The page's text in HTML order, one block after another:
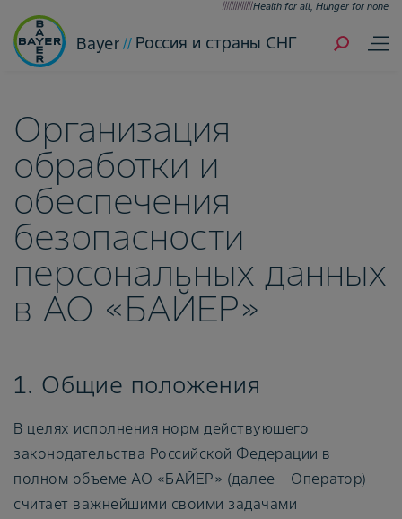
Health for all, Hunger for none
Bayer Россия и страны СНГ
Организация
обработки и
обеспечения
безопасности
персональных данных
в АО «БАЙЕР»
1. Общие положения
В целях исполнения норм действующего
законодательства Российской Федерации в
полном объеме АО «БАЙЕР» (далее – Оператор)
считает важнейшими своими задачами